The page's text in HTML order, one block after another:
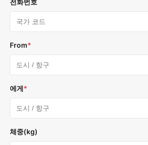
전화번호
From*
에게*
체중(kg)